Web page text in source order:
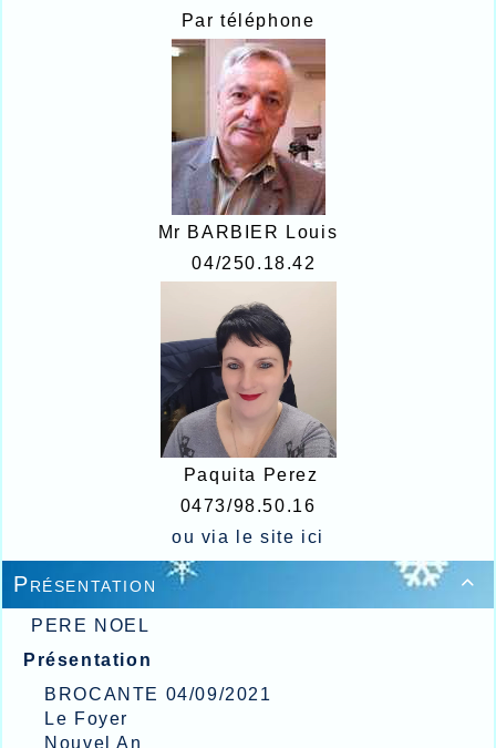
Par téléphone
Mr BARBIER Louis
04/250.18.42
Paquita Perez
0473/98.50.16
ou via le site ici

Présentation
PERE NOEL
Présentation
BROCANTE 04/09/2021
Le Foyer
Nouvel An